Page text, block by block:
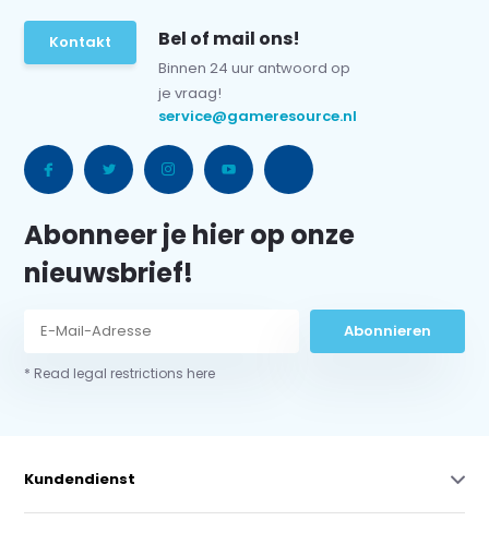
Kontakt Bel of mail ons!
Binnen 24 uur antwoord op
je vraag!
service@gameresource.nl
Abonneer je hier op onze
nieuwsbrief!
Abonnieren
* Read legal restrictions here
Kundendienst